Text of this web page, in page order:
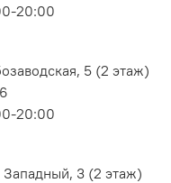
20:00
5 (2 этаж)
20:00
3 (2 этаж)